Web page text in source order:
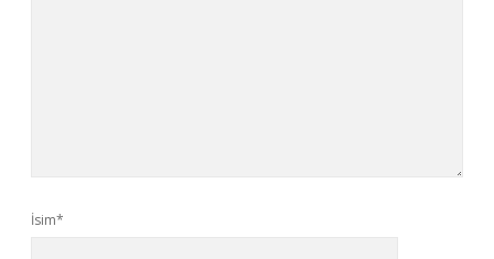
İsim*